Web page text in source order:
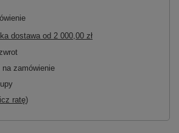
dostawa od 2 000,00 zł
zamówienie
ratę)